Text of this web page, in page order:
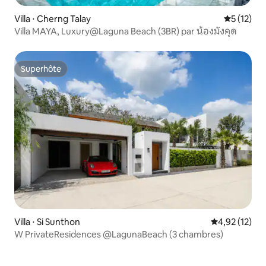
Villa ⋅ Cherng Talay
5 (12)
Villa MAYA, Luxury@Laguna Beach (3BR) par น้องมังคุด
Superhôte
Superhôte
Villa ⋅ Si Sunthon Évaluation
4,92 (12)
W PrivateResidences @LagunaBeach (3 chambres)